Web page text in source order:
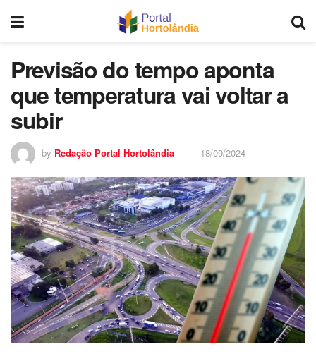
Previsão do tempo aponta
que temperatura vai voltar a
subir
by Redação Portal Hortolândia 18/09/2024